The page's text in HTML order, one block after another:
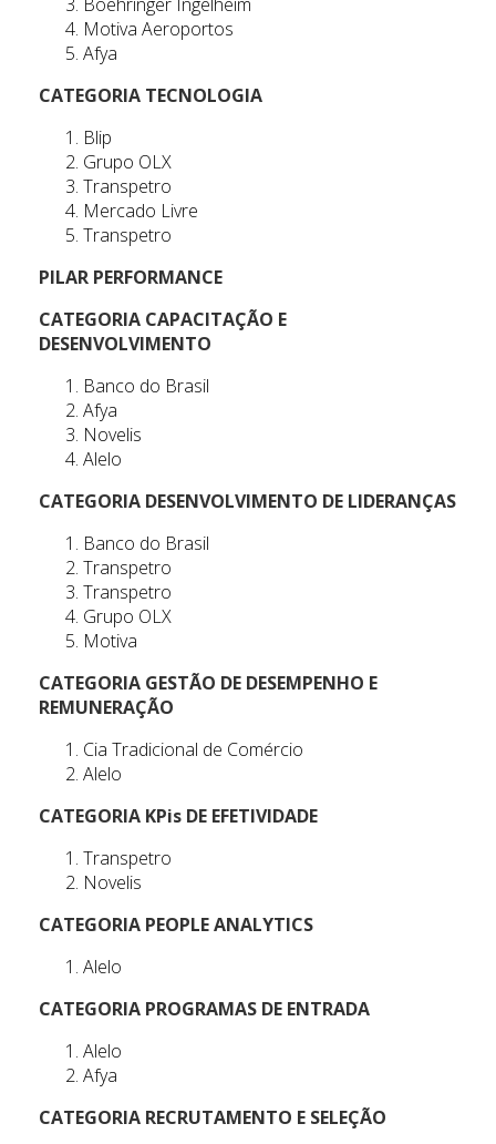
Boehringer Ingelheim
Motiva Aeroportos
Afya
CATEGORIA TECNOLOGIA
Blip
Grupo OLX
Transpetro
Mercado Livre
Transpetro
PILAR PERFORMANCE
CATEGORIA CAPACITAÇÃO E
DESENVOLVIMENTO
Banco do Brasil
Afya
Novelis
Alelo
CATEGORIA DESENVOLVIMENTO DE LIDERANÇAS
Banco do Brasil
Transpetro
Transpetro
Grupo OLX
Motiva
CATEGORIA GESTÃO DE DESEMPENHO E
REMUNERAÇÃO
Cia Tradicional de Comércio
Alelo
CATEGORIA KPis DE EFETIVIDADE
Transpetro
Novelis
CATEGORIA PEOPLE ANALYTICS
Alelo
CATEGORIA PROGRAMAS DE ENTRADA
Alelo
Afya
CATEGORIA RECRUTAMENTO E SELEÇÃO